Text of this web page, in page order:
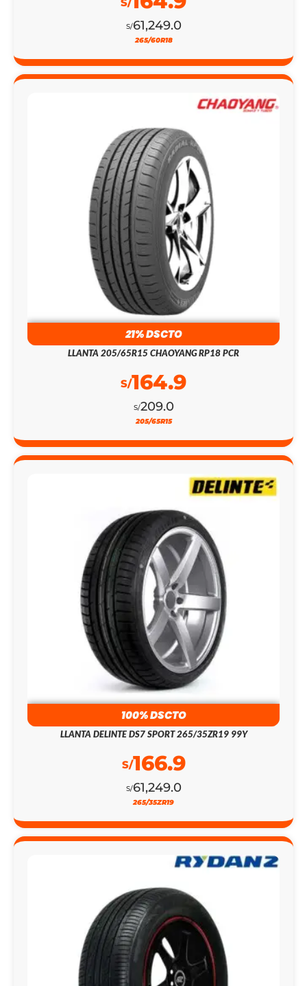
S/61,249.0
265/60R18
21% DSCTO
LLANTA 205/65R15 CHAOYANG RP18 PCR
S/209.0
S/164.9
205/65R15
100% DSCTO
LLANTA DELINTE DS7 SPORT 265/35ZR19 99Y
S/61,249.0
S/166.9
265/35ZR19